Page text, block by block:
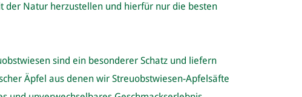
der Natur herzustellen und hierfür nur die besten
sind ein besonderer Schatz und liefern
Äpfel aus denen wir Streuobstwiesen-Apfelsäfte